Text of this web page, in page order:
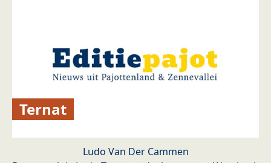
Ternat
Ludo Van Der Cammen